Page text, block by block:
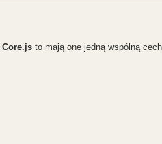
Core.jsto mają one jedną wspólną